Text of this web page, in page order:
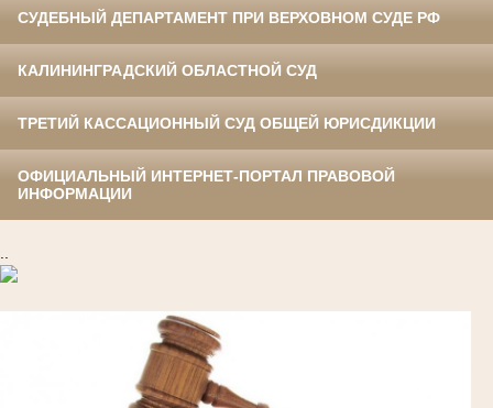
СУДЕБНЫЙ ДЕПАРТАМЕНТ ПРИ ВЕРХОВНОМ СУДЕ РФ
КАЛИНИНГРАДСКИЙ ОБЛАСТНОЙ СУД
ТРЕТИЙ КАССАЦИОННЫЙ СУД ОБЩЕЙ ЮРИСДИКЦИИ
ОФИЦИАЛЬНЫЙ ИНТЕРНЕТ-ПОРТАЛ ПРАВОВОЙ
ИНФОРМАЦИИ